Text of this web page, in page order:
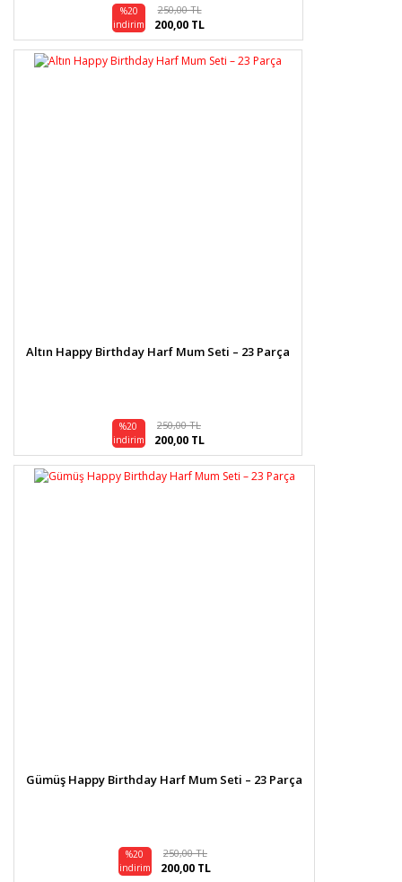
%20
indirim
250,00 TL
200,00 TL
Altın Happy Birthday Harf Mum Seti – 23 Parça
%20
indirim
250,00 TL
200,00 TL
Gümüş Happy Birthday Harf Mum Seti – 23 Parça
%20
indirim
250,00 TL
200,00 TL